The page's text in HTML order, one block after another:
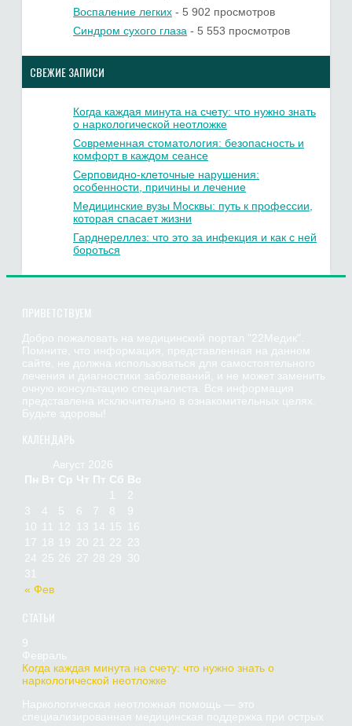
Воспаление легких - 5 902 просмотров
Синдром сухого глаза - 5 553 просмотров
СВЕЖИЕ ЗАПИСИ
Когда каждая минута на счету: что нужно знать
о наркологической неотложке
Современная стоматология: безопасность и
комфорт в каждом сеансе
Серповидно-клеточные нарушения:
особенности, причины и лечение
Медицинские вузы Москвы: путь к профессии,
которая спасает жизни
Гарднереллез: что это за инфекция и как с ней
бороться
ПРИВЕТСТВУЕМ
Добро пожаловать на медицинский портал "22Медик".
Помните, что информация, представленная на данном
сайте, не должна использоваться для самостоятельного
лечения и диагностики заболеваний, и не может заменить
очную консультацию специалиста. Вся информация
представлена исключительно в ознакомительных целях.
Будьте здоровы!
КАЛЕНДАРЬ
Август 2026
Пн Вт Ср Чт Пт Сб Вс
« Фев
2
3
4 5 6 7 8
9
10
12 13 14 15
16
17
18 19 20 21 22 23
24 25 26 27 28 29 30
31
СТАТЬИ
9
Февраль
Когда каждая минута на счету: что нужно знать о
наркологической неотложке
Наркологическая неотложная помощь — это
специализированная медицинская поддержка при острых